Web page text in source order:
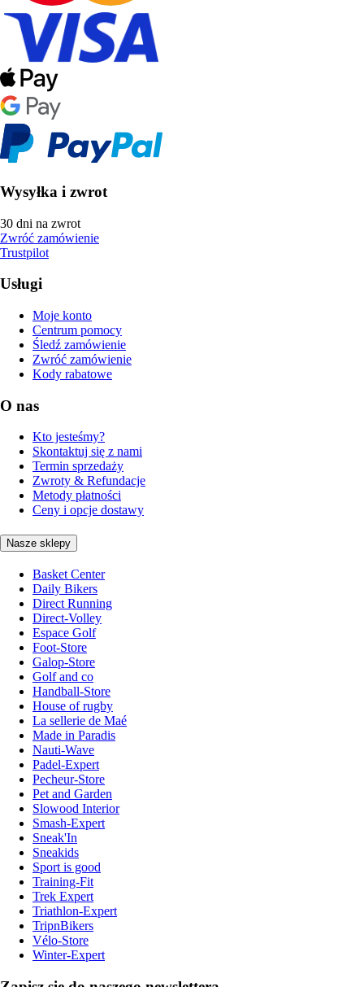
Wysyłka i zwrot
30 dni na zwrot
Zwróć zamówienie
Trustpilot
Usługi
Moje konto
Centrum pomocy
Śledź zamówienie
Zwróć zamówienie
Kody rabatowe
O nas
Kto jesteśmy?
Skontaktuj się z nami
Termin sprzedaży
Zwroty & Refundacje
Metody płatności
Ceny i opcje dostawy
Nasze sklepy
Basket Center
Daily Bikers
Direct Running
Direct-Volley
Espace Golf
Foot-Store
Galop-Store
Golf and co
Handball-Store
House of rugby
La sellerie de Maé
Made in Paradis
Nauti-Wave
Padel-Expert
Pecheur-Store
Pet and Garden
Slowood Interior
Smash-Expert
Sneak'In
Sneakids
Sport is good
Training-Fit
Trek Expert
Triathlon-Expert
TripnBikers
Vélo-Store
Winter-Expert